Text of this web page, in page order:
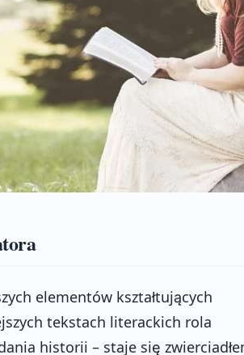
elementów kształtujących
tekstach literackich rola
historii – staje się